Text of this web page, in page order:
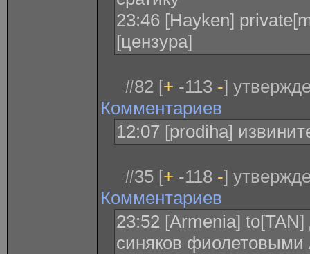
23:46 [Hayken]
[цензура]
#82 [+ -113 -]
Комментариев
12:07 [prodiha]
#35 [+ -118 -]
Комментариев
23:52 [Armenia]
синяков фиолетовыми